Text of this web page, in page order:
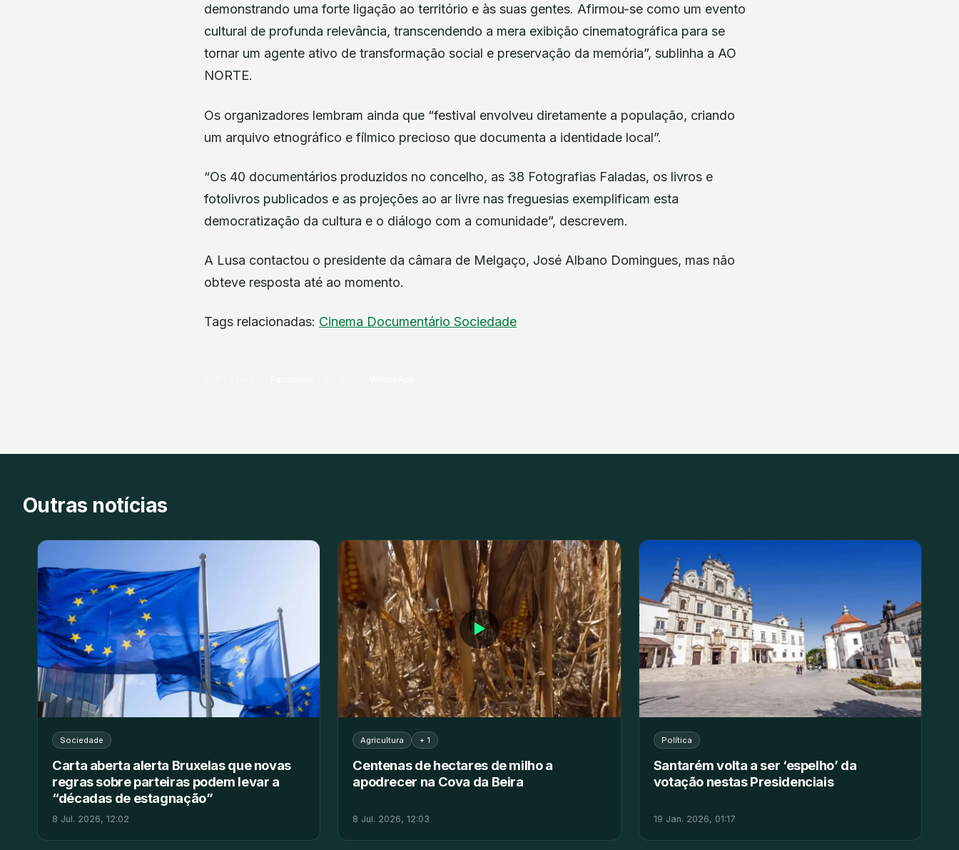
demonstrando uma forte ligação ao território e às suas gentes. Afirmou-se como um evento
cultural de profunda relevância, transcendendo a mera exibição cinematográfica para se
tornar um agente ativo de transformação social e preservação da memória”, sublinha a AO
NORTE.
Os organizadores lembram ainda que “festival envolveu diretamente a população, criando
um arquivo etnográfico e fílmico precioso que documenta a identidade local”.
“Os 40 documentários produzidos no concelho, as 38 Fotografias Faladas, os livros e
fotolivros publicados e as projeções ao ar livre nas freguesias exemplificam esta
democratização da cultura e o diálogo com a comunidade”, descrevem.
A Lusa contactou o presidente da câmara de Melgaço, José Albano Domingues, mas não
obteve resposta até ao momento.
Tags relacionadas: Cinema Documentário Sociedade
Outras notícias
Sociedade
Carta aberta alerta Bruxelas que novas
regras sobre parteiras podem levar a
“décadas de estagnação”
8 Jul. 2026, 12:02
▶
Agricultura + 1
Centenas de hectares de milho a
apodrecer na Cova da Beira
8 Jul. 2026, 12:03
Política
Santarém volta a ser ‘espelho’ da
votação nestas Presidenciais
19 Jan. 2026, 01:17